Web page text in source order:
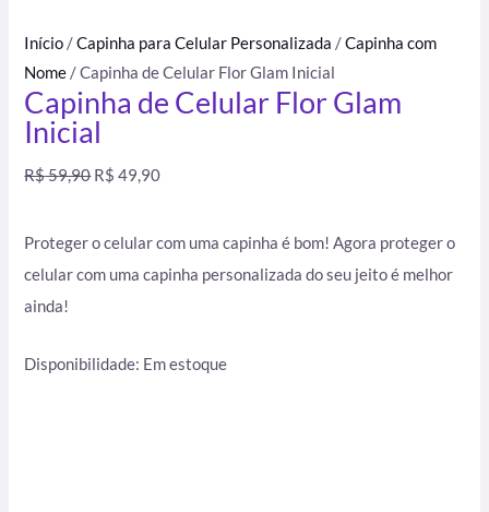
Início /Capinha para Celular Personalizada /Capinha com
Nome / Capinha de Celular Flor Glam Inicial
Capinha de Celular Flor Glam
Inicial
R$59,90 R$ 49,90
Proteger o celular com uma capinha é bom! Agora proteger o
celular com uma capinha personalizada do seu jeito é melhor
ainda!
Disponibilidade: Em estoque